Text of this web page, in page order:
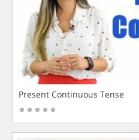
Present Continuous Tense